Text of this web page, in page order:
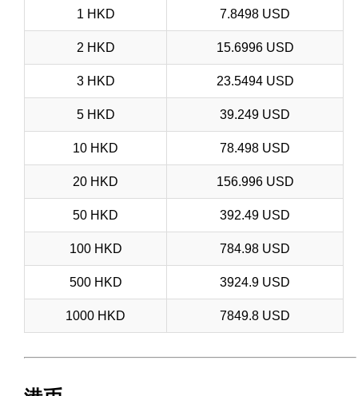
1 HKD 7.8498 USD
2 HKD 15.6996 USD
3 HKD 23.5494 USD
5 HKD 39.249 USD
10 HKD 78.498 USD
20 HKD 156.996 USD
50 HKD 392.49 USD
100 HKD 784.98 USD
500 HKD 3924.9 USD
1000 HKD 7849.8 USD